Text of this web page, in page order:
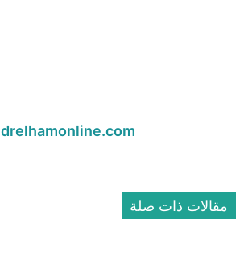
drelhamonline.com
مقالات ذات صلة